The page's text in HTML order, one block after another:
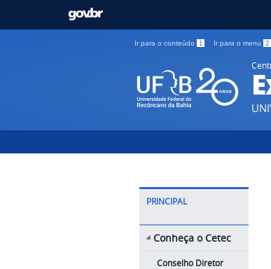
Ir para o conteúdo 1 Ir para o menu 2
PRINCIPAL
Conheça o Cetec
Conselho Diretor